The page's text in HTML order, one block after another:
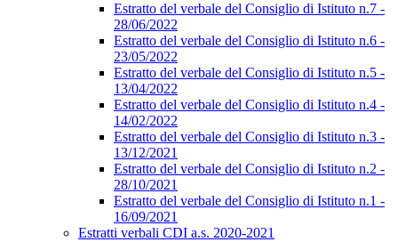
Estratto del verbale del Consiglio di Istituto n.7 -
28/06/2022
Estratto del verbale del Consiglio di Istituto n.6 -
23/05/2022
Estratto del verbale del Consiglio di Istituto n.5 -
13/04/2022
Estratto del verbale del Consiglio di Istituto n.4 -
14/02/2022
Estratto del verbale del Consiglio di Istituto n.3 -
13/12/2021
Estratto del verbale del Consiglio di Istituto n.2 -
28/10/2021
Estratto del verbale del Consiglio di Istituto n.1 -
16/09/2021
Estratti verbali CDI a.s. 2020-2021